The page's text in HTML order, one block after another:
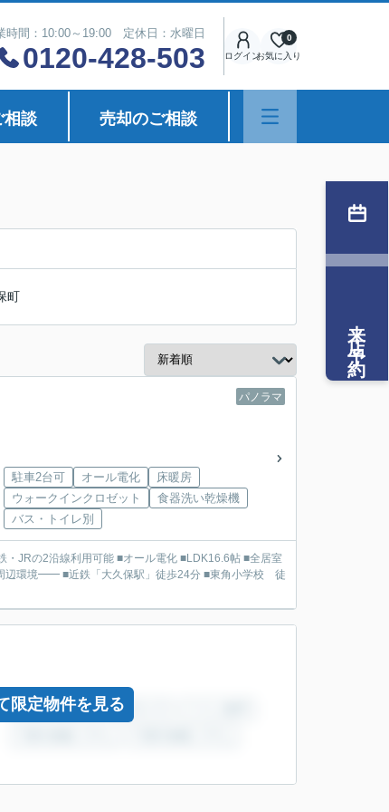
時間：10:00～19:00 定休日：水曜日
0120-428-503 ログインお気に入り
0
相談 売却のご相談
町
パノラマ
駐車2台可 オール電化
床暖房
ウォークインクロゼット
食器洗い乾燥機
バス・トイレ別
限定物件を見る
来店予約